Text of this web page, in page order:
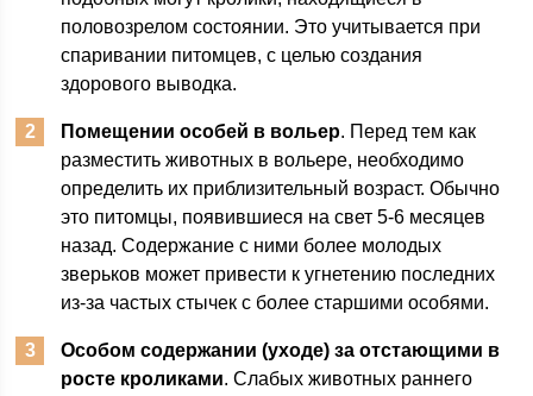
половозрелом состоянии. Это учитывается при
спаривании питомцев, с целью создания
здорового выводка.
Помещении особей в вольер. Перед тем как
разместить животных в вольере, необходимо
определить их приблизительный возраст. Обычно
это питомцы, появившиеся на свет 5-6 месяцев
назад. Содержание с ними более молодых
зверьков может привести к угнетению последних
из-за частых стычек с более старшими особями.
Особом содержании (уходе) за отстающими в
росте кроликами. Слабых животных раннего